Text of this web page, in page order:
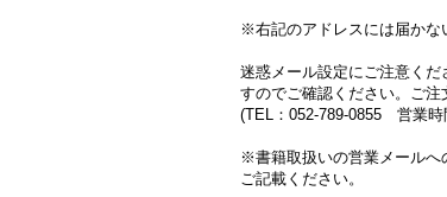
※右記のアドレスには届かな
迷惑メール設定にご注意く
すのでご確認ください。ご注
(TEL：052-789-0855 営業時
※書籍取扱いの営業メールへ
ご記載ください。